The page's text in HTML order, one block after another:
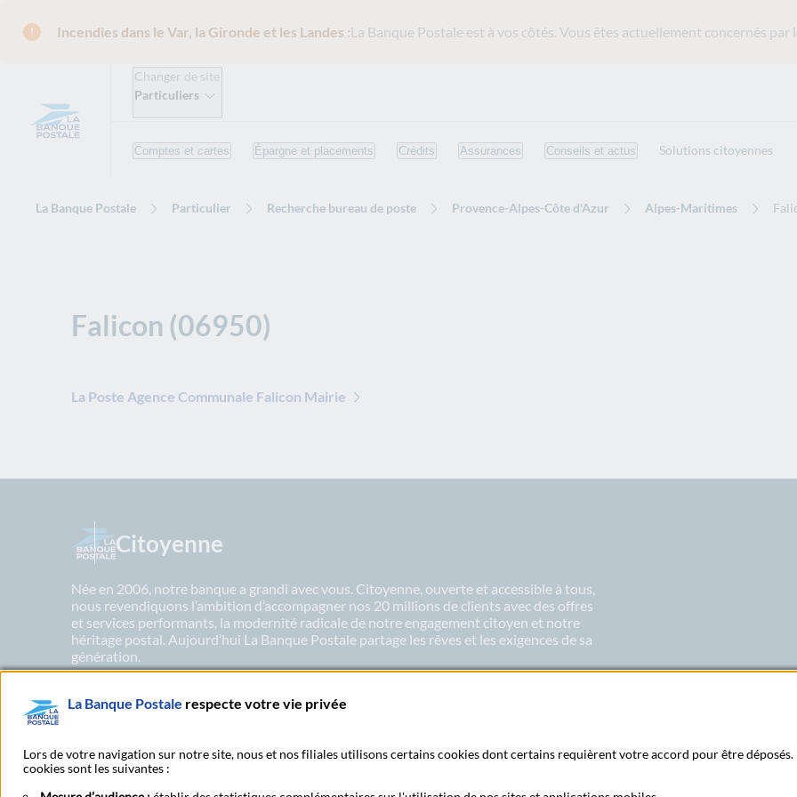
Incendies dans le Var, la Gironde et les Landes :La Banque Postale est à vos côtés. Vous êtes actuellement concernés par
Changer de site
Particuliers
Comptes et cartes Épargne et placements Crédits Assurances Conseils et actus Solutions citoyennes
La Banque Postale Particulier Recherche bureau de poste Provence-Alpes-Côte d'Azur Alpes-Maritimes
Falicon (06950)
La Poste Agence Communale Falicon Mairie
Citoyenne
Née en 2006, notre banque a grandi avec vous. Citoyenne, ouverte et accessible à tous,
nous revendiquons l’ambition d’accompagner nos 20 millions de clients avec des offres
et services performants, la modernité radicale de notre engagement citoyen et notre
héritage postal. Aujourd’hui La Banque Postale partage les rêves et les exigences de sa
génération.
En savoir plus sur nos engagements
La Banque Postale respecte votre vie privée
Lors de votre navigation sur notre site, nous et nos filiales utilisons certains cookies dont certains requièrent votre accord pour être déposés.
cookies sont les suivantes :